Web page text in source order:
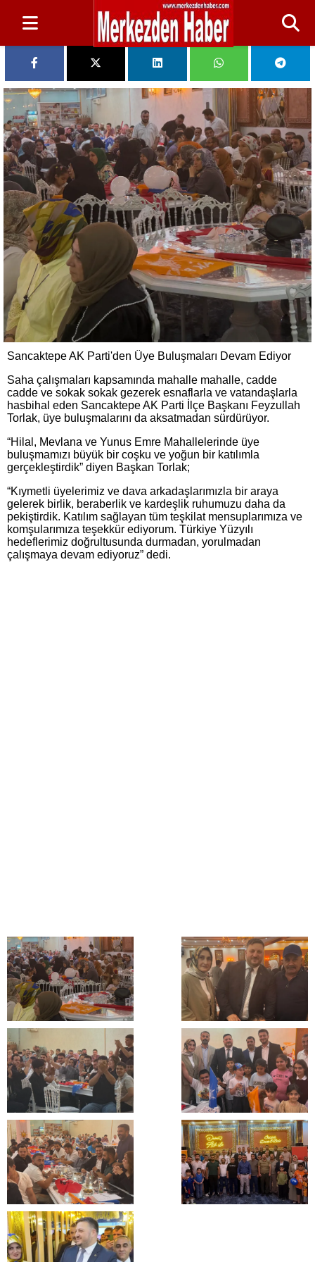
Sancaktepe AK Parti'den Üye Buluşmaları Devam Ediyor
Saha çalışmaları kapsamında mahalle mahalle, cadde
cadde ve sokak sokak gezerek esnaflarla ve vatandaşlarla
hasbihal eden Sancaktepe AK Parti İlçe Başkanı Feyzullah
Torlak, üye buluşmalarını da aksatmadan sürdürüyor.
“Hilal, Mevlana ve Yunus Emre Mahallelerinde üye
buluşmamızı büyük bir coşku ve yoğun bir katılımla
gerçekleştirdik” diyen Başkan Torlak;
“Kıymetli üyelerimiz ve dava arkadaşlarımızla bir araya
gelerek birlik, beraberlik ve kardeşlik ruhumuzu daha da
pekiştirdik. Katılım sağlayan tüm teşkilat mensuplarımıza ve
komşularımıza teşekkür ediyorum. Türkiye Yüzyılı
hedeflerimiz doğrultusunda durmadan, yorulmadan
çalışmaya devam ediyoruz” dedi.